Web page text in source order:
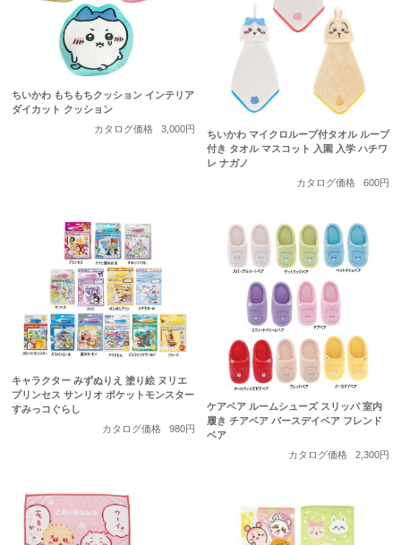
ちいかわ もちもちクッション インテリア
ダイカット クッション
カタログ価格
3,000円
ちいかわ マイクロループ付タオル ループ
付き タオル マスコット 入園 入学 ハチワ
レ ナガノ
カタログ価格
600円
キャラクター みずぬりえ 塗り絵 ヌリエ
プリンセス サンリオ ポケットモンスター
すみっコぐらし
カタログ価格
980円
ケアベア ルームシューズ スリッパ 室内
履き チアベア バースデイベア フレンド
ベア
カタログ価格
2,300円